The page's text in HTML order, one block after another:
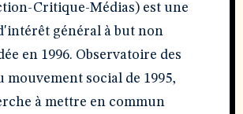
Critique-Médias) est une
général à but non
en 1996. Observatoire des
mouvement social de 1995,
à mettre en commun